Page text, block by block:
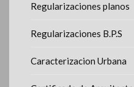
Regularizaciones planos
Regularizaciones B.P.S
Caracterizacion Urbana